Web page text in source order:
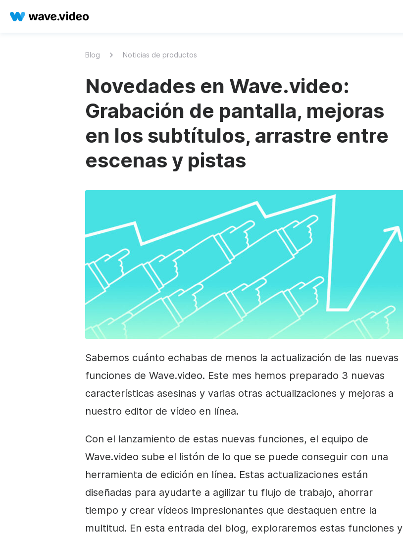
Blog Noticias de productos
Novedades en Wave.video:
Grabación de pantalla, mejoras
en los subtítulos, arrastre entre
escenas y pistas
Sabemos cuánto echabas de menos la actualización de las nuevas
funciones de Wave.video. Este mes hemos preparado 3 nuevas
características asesinas y varias otras actualizaciones y mejoras a
nuestro editor de vídeo en línea.
Con el lanzamiento de estas nuevas funciones, el equipo de
Wave.video sube el listón de lo que se puede conseguir con una
herramienta de edición en línea. Estas actualizaciones están
diseñadas para ayudarte a agilizar tu flujo de trabajo, ahorrar
tiempo y crear vídeos impresionantes que destaquen entre la
multitud. En esta entrada del blog, exploraremos estas funciones y